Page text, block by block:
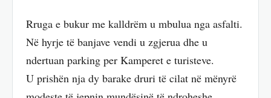
Rruga e bukur me kalldrëm u mbulua nga asfalti.
Në hyrje të banjave vendi u zgjerua dhe u
ndertuan parking per Kamperet e turisteve.
U prishën nja dy barake druri të cilat në mënyrë